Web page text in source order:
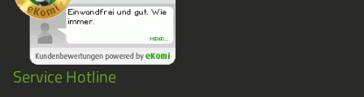
Service Hotline